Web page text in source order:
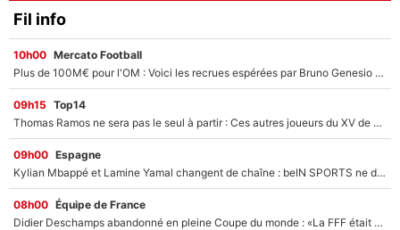
Fil info
10h00 Mercato Football
Plus de 100M€ pour l'OM : Voici les recrues espérées par Bruno Genesio et Grégory Lorenzi après l’opération dégraissage
09h15 Top14
Thomas Ramos ne sera pas le seul à partir : Ces autres joueurs du XV de France pourraient aussi quitter le Stade Toulousain, un club de Top 14 est déjà sur les rangs
09h00 Espagne
Kylian Mbappé et Lamine Yamal changent de chaîne : beIN SPORTS ne digère pas cette décision historique et prédit un fiasco pour la Liga
08h00 Équipe de France
Didier Deschamps abandonné en pleine Coupe du monde : «La FFF était déjà passée à Zinedine Zidane»